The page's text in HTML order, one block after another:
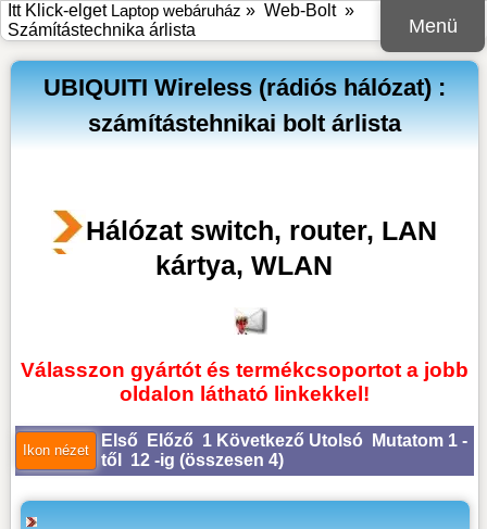
Menü
Itt Klick-elget Laptop webáruház » Web-Bolt»
Számítástechnika árlista
UBIQUITI Wireless (rádiós hálózat) :
számítástehnikai bolt árlista
Hálózat switch, router, LAN
kártya, WLAN
Válasszon gyártót és termékcsoportot a jobb
oldalon látható linkekkel!
Első Előző 1 Következő Utolsó Mutatom 1 -
től 12 -ig (összesen 4)